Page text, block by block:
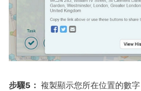
步驟5： 複製顯示您所在位置的數